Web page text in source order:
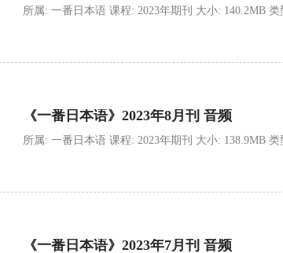
所属: 一番日本语 课程: 2023年期刊 大小: 140.2MB
《一番日本语》2023年8月刊 音频
所属: 一番日本语 课程: 2023年期刊 大小: 138.9MB
《一番日本语》2023年7月刊 音频